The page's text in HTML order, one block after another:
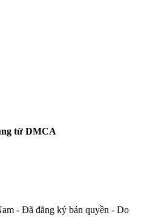
từ DMCA
- Đã đăng ký bản quyền - Do